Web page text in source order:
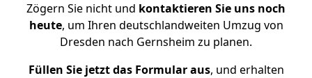
Zögern Sie nicht und kontaktieren Sie uns noch
heute, um Ihren deutschlandweiten Umzug von
Dresden nach Gernsheim zu planen.
Füllen Sie jetzt das Formular aus, und erhalten